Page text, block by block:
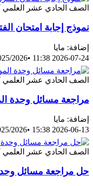
الصف الحادي عشر العلمي
نموذج إجابة امتحان
إضافة: مايا
2026-07-24 11:38
•
2026
الصف الحادي عشر العلمي
مراجعة مسائل وحدة
إضافة: مايا
2026-06-13 15:38
•
2026
الصف الحادي عشر العلمي
حل مراجعة مسائل